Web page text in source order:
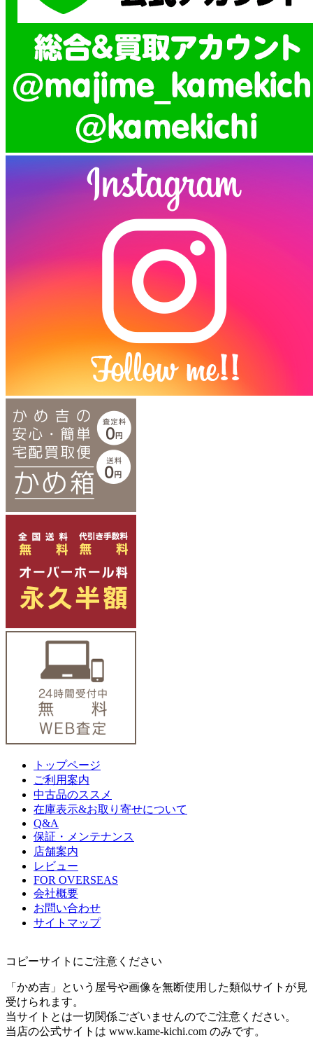
トップページ
ご利用案内
中古品のススメ
在庫表示&お取り寄せについて
Q&A
保証・メンテナンス
店舗案内
レビュー
FOR OVERSEAS
会社概要
お問い合わせ
サイトマップ
コピーサイトにご注意ください
「かめ吉」という屋号や画像を無断使用した類似サイトが見
受けられます。
当サイトとは一切関係ございませんのでご注意ください。
当店の公式サイトは www.kame-kichi.com のみです。